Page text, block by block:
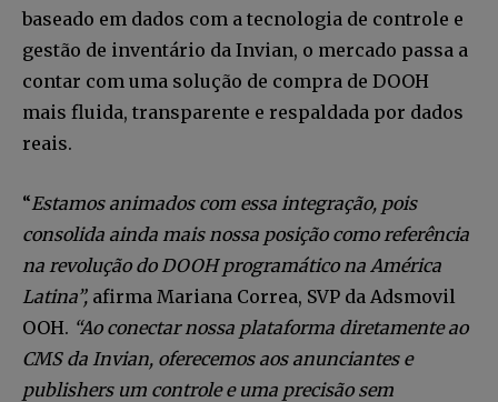
baseado em dados com a tecnologia de controle e
gestão de inventário da Invian, o mercado passa a
contar com uma solução de compra de DOOH
mais fluida, transparente e respaldada por dados
reais.
“Estamos animados com essa integração, pois
consolida ainda mais nossa posição como referência
na revolução do DOOH programático na América
Latina”, afirma Mariana Correa, SVP da Adsmovil
OOH. “Ao conectar nossa plataforma diretamente ao
CMS da Invian, oferecemos aos anunciantes e
publishers um controle e uma precisão sem